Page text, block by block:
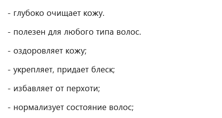
- глубоко очищает кожу.
- полезен для любого типа волос.
- оздоровляет кожу;
- укрепляет, придает блеск;
- избавляет от перхоти;
- нормализует состояние волос;